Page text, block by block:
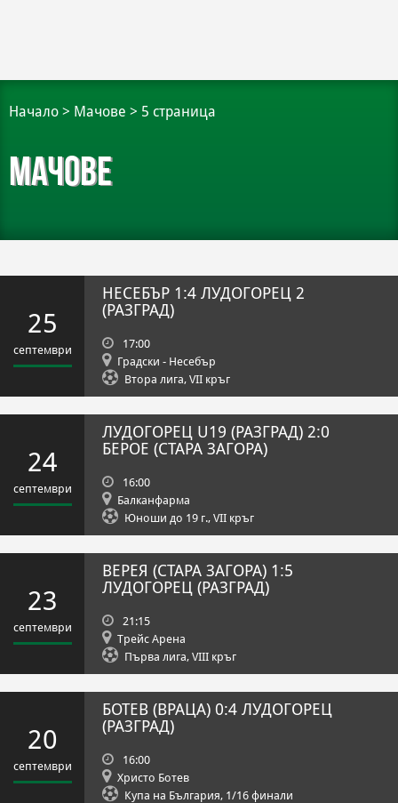
Начало > Мачове > 5 страница
Мачове
25
септември
НЕСЕБЪР 1:4 ЛУДОГОРЕЦ 2
(РАЗГРАД)
17:00
Градски - Несебър
Втора лига, VII кръг
24
септември
ЛУДОГОРЕЦ U19 (РАЗГРАД) 2:0
БЕРОЕ (СТАРА ЗАГОРА)
16:00
Балканфарма
Юноши до 19 г., VII кръг
23
септември
ВЕРЕЯ (СТАРА ЗАГОРА) 1:5
ЛУДОГОРЕЦ (РАЗГРАД)
21:15
Трейс Арена
Първа лига, VIII кръг
20
септември
БОТЕВ (ВРАЦА) 0:4 ЛУДОГОРЕЦ
(РАЗГРАД)
16:00
Христо Ботев
Купа на България, 1/16 финали